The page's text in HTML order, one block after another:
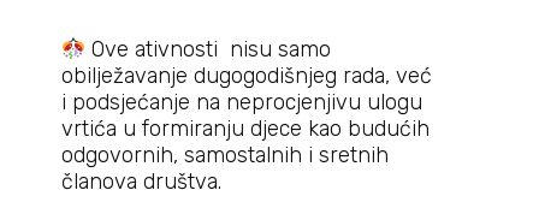
Ove ativnosti nisu samo
obilježavanje dugogodišnjeg rada, već
i podsjećanje na neprocjenjivu ulogu
vrtića u formiranju djece kao budućih
odgovornih, samostalnih i sretnih
članova društva.